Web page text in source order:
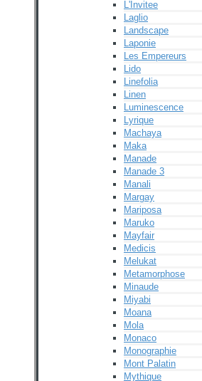
L'Invitee
Laglio
Landscape
Laponie
Les Empereurs
Lido
Linefolia
Linen
Luminescence
Lyrique
Machaya
Maka
Manade
Manade 3
Manali
Margay
Mariposa
Maruko
Mayfair
Medicis
Melukat
Metamorphose
Minaude
Miyabi
Moana
Mola
Monaco
Monographie
Mont Palatin
Mythique